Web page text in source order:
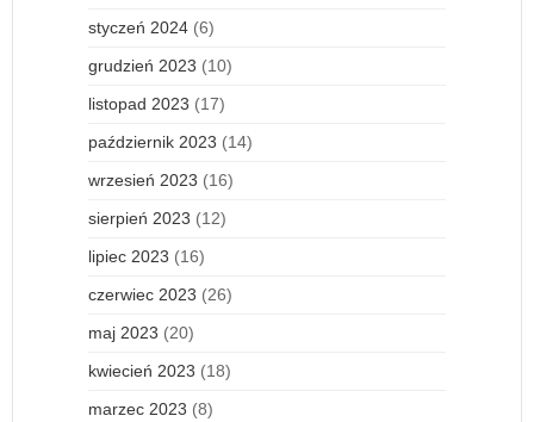
styczeń 2024 (6)
grudzień 2023 (10)
listopad 2023 (17)
październik 2023 (14)
wrzesień 2023 (16)
sierpień 2023 (12)
lipiec 2023 (16)
czerwiec 2023 (26)
maj 2023 (20)
kwiecień 2023 (18)
marzec 2023 (8)